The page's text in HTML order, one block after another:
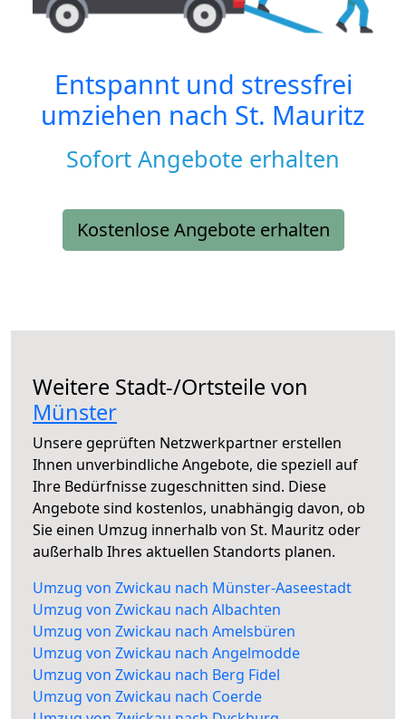
Entspannt und stressfrei
umziehen nach St. Mauritz
Sofort Angebote erhalten
Kostenlose Angebote erhalten
Weitere Stadt-/Ortsteile von
Münster
Unsere geprüften Netzwerkpartner erstellen
Ihnen unverbindliche Angebote, die speziell auf
Ihre Bedürfnisse zugeschnitten sind. Diese
Angebote sind kostenlos, unabhängig davon, ob
Sie einen Umzug innerhalb von St. Mauritz oder
außerhalb Ihres aktuellen Standorts planen.
Umzug von Zwickau nach Münster-Aaseestadt
Umzug von Zwickau nach Albachten
Umzug von Zwickau nach Amelsbüren
Umzug von Zwickau nach Angelmodde
Umzug von Zwickau nach Berg Fidel
Umzug von Zwickau nach Coerde